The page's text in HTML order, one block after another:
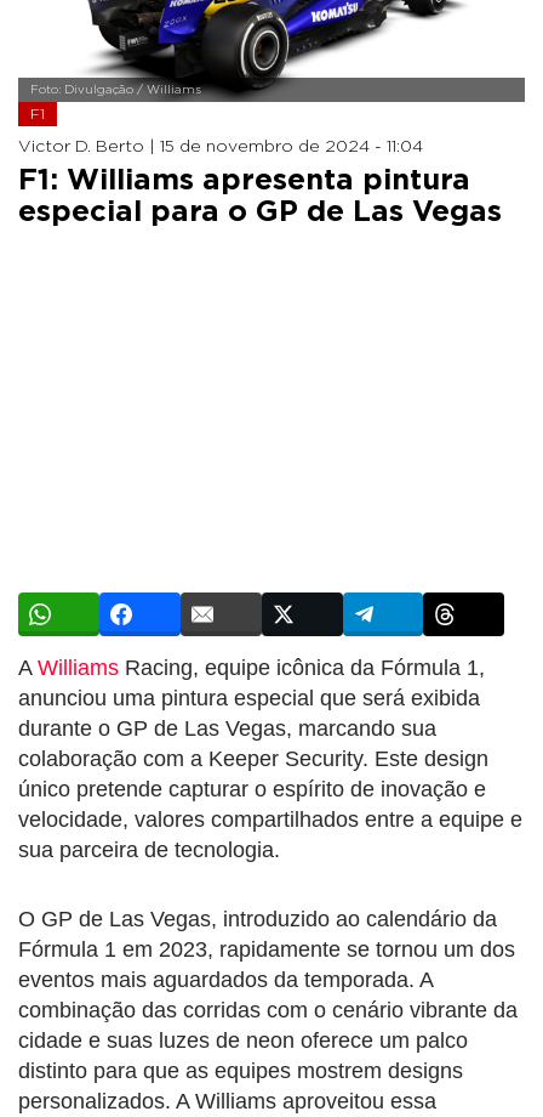
Foto: Divulgação / Williams
F1
Victor D. Berto | 15 de novembro de 2024 - 11:04
F1: Williams apresenta pintura
especial para o GP de Las Vegas
A Williams Racing, equipe icônica da Fórmula 1,
anunciou uma pintura especial que será exibida
durante o GP de Las Vegas, marcando sua
colaboração com a Keeper Security. Este design
único pretende capturar o espírito de inovação e
velocidade, valores compartilhados entre a equipe e
sua parceira de tecnologia.
O GP de Las Vegas, introduzido ao calendário da
Fórmula 1 em 2023, rapidamente se tornou um dos
eventos mais aguardados da temporada. A
combinação das corridas com o cenário vibrante da
cidade e suas luzes de neon oferece um palco
distinto para que as equipes mostrem designs
personalizados. A Williams aproveitou essa